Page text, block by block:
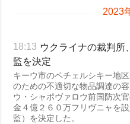
2023
18:13 ウクライナの裁判所
監を決定
キーウ市のペチェルシキー地
のための不適切な物品調達の
ウ・シャポヴァロウ前国防次
金４億２６０万フリヴニャを
監）を決定した。